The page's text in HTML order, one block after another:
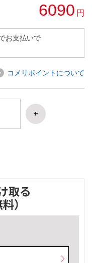
6090 円
お支払いで
コメリポイントについて
取る
）